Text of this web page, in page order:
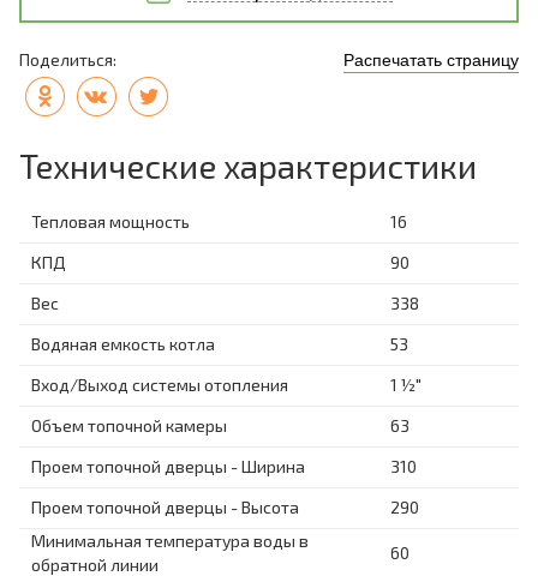
Поделиться: Распечатать страницу
Технические характеристики
Тепловая мощность
16
КПД
90
Вес
338
Водяная емкость котла
53
Вход/Выход системы отопления
1 ½"
Объем топочной камеры
63
Проем топочной дверцы - Ширина
310
Проем топочной дверцы - Высота
290
Минимальная температура воды в
обратной линии
60